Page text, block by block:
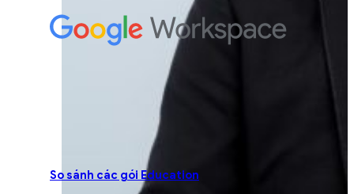
So sánh các gói Education